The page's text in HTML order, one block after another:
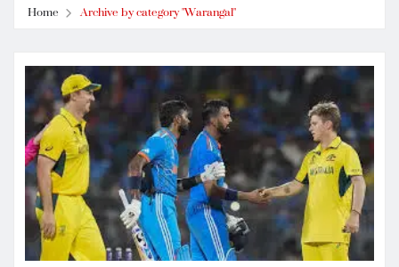
Home Archive by category "Warangal"